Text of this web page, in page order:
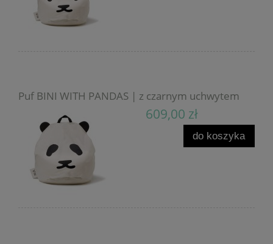
Puf BINI WITH PANDAS | z czarnym uchwytem
609,00 zł
do koszyka